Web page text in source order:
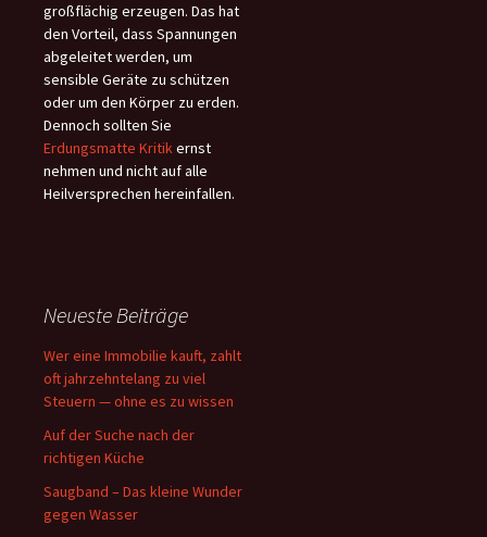
großflächig erzeugen. Das hat
den Vorteil, dass Spannungen
abgeleitet werden, um
sensible Geräte zu schützen
oder um den Körper zu erden.
Dennoch sollten Sie
Erdungsmatte Kritikernst
nehmen und nicht auf alle
Heilversprechen hereinfallen.
Neueste Beiträge
Wer eine Immobilie kauft, zahlt
oft jahrzehntelang zu viel
Steuern — ohne es zu wissen
Auf der Suche nach der
richtigen Küche
Saugband – Das kleine Wunder
gegen Wasser